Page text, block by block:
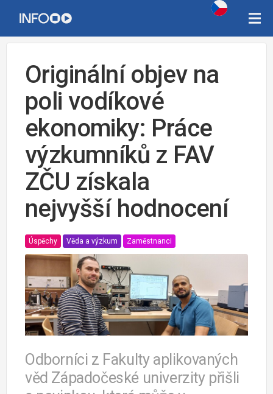
Originální objev na
poli vodíkové
ekonomiky: Práce
výzkumníků z FAV
ZČU získala
nejvyšší hodnocení
Úspěchy Věda a výzkum Zaměstnanci
Odborníci z Fakulty aplikovaných
věd Západočeské univerzity přišli